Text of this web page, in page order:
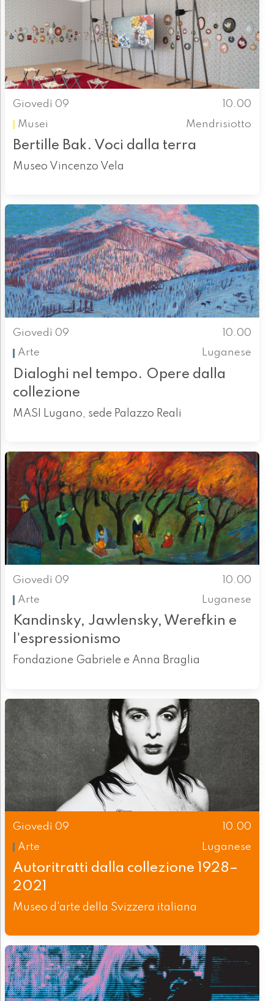
Giovedì 09
10.00
Musei
Mendrisiotto
Bertille Bak. Voci dalla terra
Museo Vincenzo Vela
Giovedì 09
10.00
Arte
Luganese
Dialoghi nel tempo. Opere dalla
collezione
MASI Lugano, sede Palazzo Reali
Giovedì 09
10.00
Arte
Luganese
Kandinsky, Jawlensky, Werefkin e
l'espressionismo
Fondazione Gabriele e Anna Braglia
Giovedì 09
10.00
Arte
Luganese
Autoritratti dalla collezione 1928–
2021
Museo d'arte della Svizzera italiana